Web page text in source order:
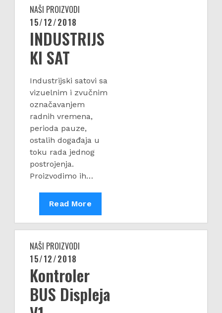
Autobusni
displej
NAŠI PROIZVODI
Posted
on
15/12/2018
INDUSTRIJS
KI SAT
Industrijski satovi sa
vizuelnim i zvučnim
označavanjem
radnih vremena,
perioda pauze,
ostalih događaja u
toku rada jednog
postrojenja.
Proizvodimo ih…
INDUSTRIJSKI
SAT
Read More
NAŠI PROIZVODI
Posted
on
15/12/2018
Kontroler
BUS Displeja